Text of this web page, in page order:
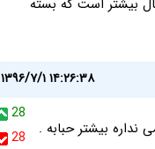
بیشتر است که بسته
۱۳۹۶/۷/۱ ۱۴:۲۶:۳۸
28
28
بیشتر حبابه .